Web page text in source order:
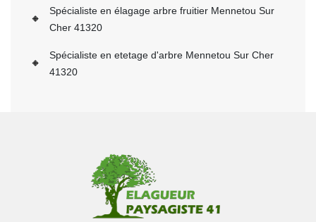
Spécialiste en élagage arbre fruitier Mennetou Sur
Cher 41320
Spécialiste en etetage d'arbre Mennetou Sur Cher
41320